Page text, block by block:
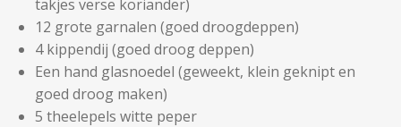
takjes verse koriander)
12 grote garnalen (goed droogdeppen)
4 kippendij (goed droog deppen)
Een hand glasnoedel (geweekt, klein geknipt en
goed droog maken)
5 theelepels witte peper